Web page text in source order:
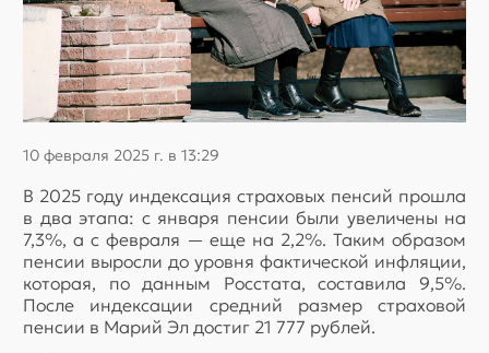
10 февраля 2025 г. в 13:29
В 2025 году индексация страховых пенсий прошла
в два этапа: с января пенсии были увеличены на
7,3%, а с февраля — еще на 2,2%. Таким образом
пенсии выросли до уровня фактической инфляции,
которая, по данным Росстата, составила 9,5%.
После индексации средний размер страховой
пенсии в Марий Эл достиг 21 777 рублей.